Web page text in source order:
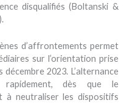
disqualifiés (Boltanski &
d’affrontements permet
sur l’orientation prise
2023. L’alternance
dès que le
à neutraliser les dispositifs